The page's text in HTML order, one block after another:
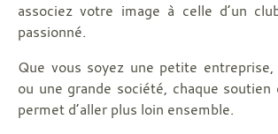
associez votre image à celle d’un
passionné.
Que vous soyez une petite
ou une grande société, chaque
permet d’aller plus loin ensemble.